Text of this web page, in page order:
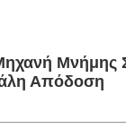
Απόδοση